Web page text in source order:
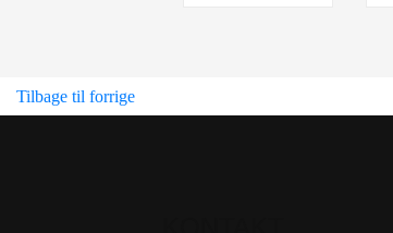
Tilbage til forrige